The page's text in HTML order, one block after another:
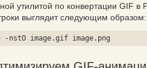
утилитой по конвертации GIF в
выглядит следующим образом:
-nstO image.gif image.png